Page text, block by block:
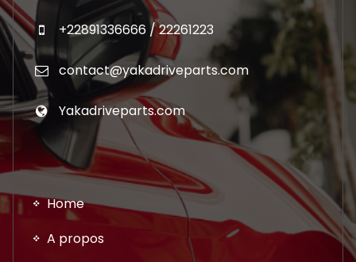
+22891336666 / 22261223
contact@yakadriveparts.com
Yakadriveparts.com
Home
A propos